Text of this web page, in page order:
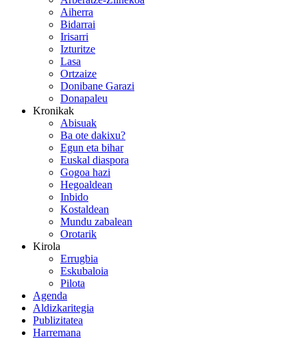
Aiherra
Bidarrai
Irisarri
Izturitze
Lasa
Ortzaize
Donibane Garazi
Donapaleu
Kronikak
Abisuak
Ba ote dakixu?
Egun eta bihar
Euskal diaspora
Gogoa hazi
Hegoaldean
Inbido
Kostaldean
Mundu zabalean
Orotarik
Kirola
Errugbia
Eskubaloia
Pilota
Agenda
Aldizkaritegia
Publizitatea
Harremana